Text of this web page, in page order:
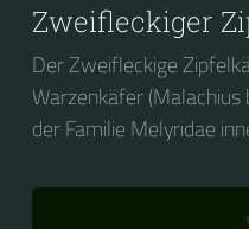
Zweifleckiger
Der Zweifleckige
Warzenkäfer
der Familie Melyridae